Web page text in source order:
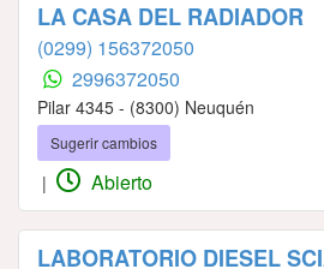
LA CASA DEL RADIADOR
(0299) 156372050
2996372050
Pilar 4345 - (8300) Neuquén
Sugerir cambios
| Abierto
LABORATORIO DIESEL